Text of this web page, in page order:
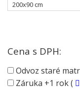
Cena s DPH:
Odvoz staré
Záruka +1 rok (